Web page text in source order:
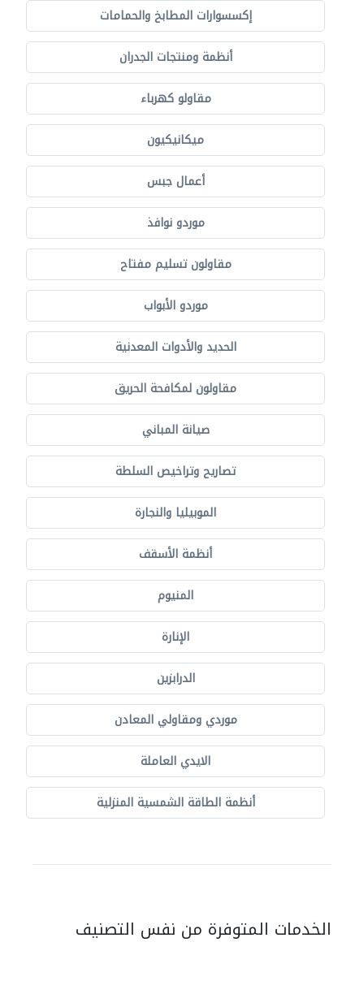
إكسسوارات المطابخ والحمامات
أنظمة ومنتجات الجدران
مقاولو كهرباء
ميكانيكيون
أعمال جبس
موردو نوافذ
مقاولون تسليم مفتاح
موردو الأبواب
الحديد والأدوات المعدنية
مقاولون لمكافحة الحريق
صيانة المباني
تصاريح وتراخيص السلطة
الموبيليا والنجارة
أنظمة الأسقف
المنيوم
الإنارة
الدرابزين
موردي ومقاولي المعادن
الايدي العاملة
أنظمة الطاقة الشمسية المنزلية
الخدمات المتوفرة من نفس التصنيف